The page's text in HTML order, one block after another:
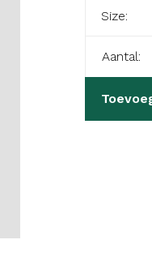
Size:
Aantal: